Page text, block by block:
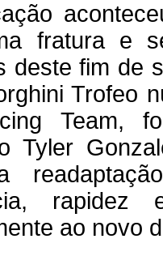
fratura e
deste fim de
Trofeo
Team,
Tyler
rapidez
ao novo